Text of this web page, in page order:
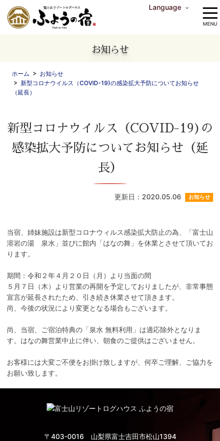
Language
MENU
お知らせ
ホーム
お知らせ
新型コロナウイルス（COVID-19)の感染拡大予防についてお知らせ
（延長）
新型コロナウイルス（COVID-19)の
感染拡大予防についてお知らせ（延
長）
更新日：2020.05.06 お知らせ
当宿、姉妹施設は新型コロナウィルス感染拡大防止の為、「富士山
溶岩の湯 泉水」並びに館内「はなの舞」を休業とさせて頂いてお
ります。
期間：令和２年４月２０日（月）より当面の間
５月７日（木）より営業の再開を予定しておりましたが、非常事態
宣言が延長されたため、引き続き休業させて頂きます。
尚、今後の状況により変更となる場合もございます。
尚、当宿、ご宿泊特典の「泉水 無料利用」は適応除外となりま
す。はなの舞営業中止に伴い、朝食のご提供はございません。
お客様には大変ご不便をお掛け致しますが、何卒ご理解、ご協力を
お願い致します。
〒403-0016 山梨県富士吉田市松山1394